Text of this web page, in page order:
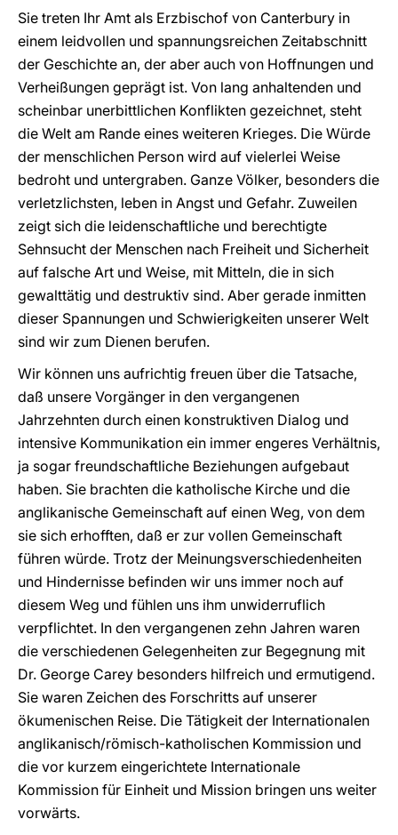
Sie treten Ihr Amt als Erzbischof von Canterbury in
einem leidvollen und spannungsreichen Zeitabschnitt
der Geschichte an, der aber auch von Hoffnungen und
Verheißungen geprägt ist. Von lang anhaltenden und
scheinbar unerbittlichen Konflikten gezeichnet, steht
die Welt am Rande eines weiteren Krieges. Die Würde
der menschlichen Person wird auf vielerlei Weise
bedroht und untergraben. Ganze Völker, besonders die
verletzlichsten, leben in Angst und Gefahr. Zuweilen
zeigt sich die leidenschaftliche und berechtigte
Sehnsucht der Menschen nach Freiheit und Sicherheit
auf falsche Art und Weise, mit Mitteln, die in sich
gewalttätig und destruktiv sind. Aber gerade inmitten
dieser Spannungen und Schwierigkeiten unserer Welt
sind wir zum Dienen berufen.
Wir können uns aufrichtig freuen über die Tatsache,
daß unsere Vorgänger in den vergangenen
Jahrzehnten durch einen konstruktiven Dialog und
intensive Kommunikation ein immer engeres Verhältnis,
ja sogar freundschaftliche Beziehungen aufgebaut
haben. Sie brachten die katholische Kirche und die
anglikanische Gemeinschaft auf einen Weg, von dem
sie sich erhofften, daß er zur vollen Gemeinschaft
führen würde. Trotz der Meinungsverschiedenheiten
und Hindernisse befinden wir uns immer noch auf
diesem Weg und fühlen uns ihm unwiderruflich
verpflichtet. In den vergangenen zehn Jahren waren
die verschiedenen Gelegenheiten zur Begegnung mit
Dr. George Carey besonders hilfreich und ermutigend.
Sie waren Zeichen des Forschritts auf unserer
ökumenischen Reise. Die Tätigkeit der Internationalen
anglikanisch/römisch-katholischen Kommission und
die vor kurzem eingerichtete Internationale
Kommission für Einheit und Mission bringen uns weiter
vorwärts.